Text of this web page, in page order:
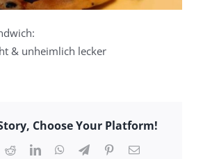
& unheimlich lecker
Choose Your Platform!
RedditLinkedInWhatsApp
TelegramPinterest
E-